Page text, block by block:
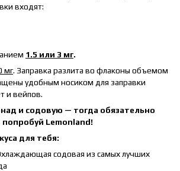
входят:
1.5 или 3 мг.
мг. Заправка разлита во флаконы объемом
удобным носиком для заправки
и вейпов.
и содовую — тогда обязательно
попробуй Lemonland!
для тебя:
содовая из самых лучших